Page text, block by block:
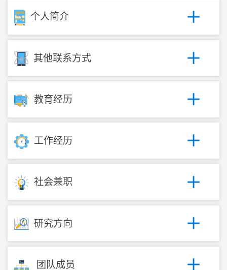
个人简介
其他联系方式
教育经历
工作经历
社会兼职
研究方向
团队成员